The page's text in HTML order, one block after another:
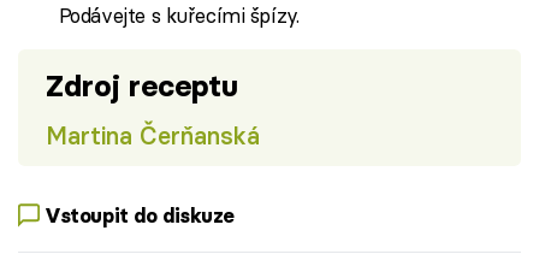
Podávejte s kuřecími špízy.
Zdroj receptu
Martina Čerňanská
Vstoupit do diskuze